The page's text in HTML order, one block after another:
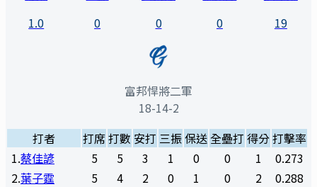
1.0
0
0
0
19
富邦悍將二軍
18-14-2
打者
打席打數 安打 三振保送全壘打 得分打擊率
1.蔡佳諺 5 5 3 1 0 0 1
0.273
2.葉子霆 5 4 2 0 1 0 2
0.288